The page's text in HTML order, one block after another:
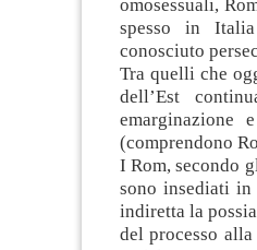
omosessuali,
spesso in
conosciuto
Tra quelli che
dell’Est
emarginazione
(comprendono
I Rom, secondo
sono insediati in
indiretta la
del processo